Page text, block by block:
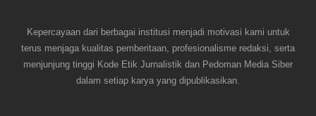
Kepercayaan dari berbagai institusi menjadi motivasi kami untuk
terus menjaga kualitas pemberitaan, profesionalisme redaksi, serta
menjunjung tinggi Kode Etik Jurnalistik dan Pedoman Media Siber
dalam setiap karya yang dipublikasikan.